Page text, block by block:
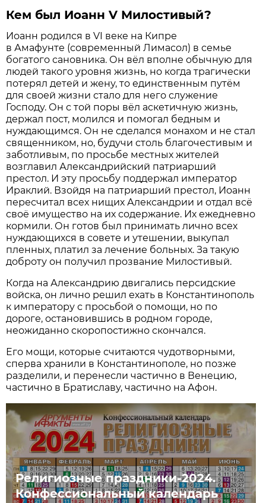
Кем был Иоанн V Милостивый?
Иоанн родился в VI веке на Кипре
в Амафунте (современный Лимасол) в семье
богатого сановника. Он вёл вполне обычную для
людей такого уровня жизнь, но когда трагически
потерял детей и жену, то единственным путём
для своей жизни стало для него служение
Господу. Он с той поры вёл аскетичную жизнь,
держал пост, молился и помогал бедным и
нуждающимся. Он не сделался монахом и не стал
священником, но, будучи столь благочестивым и
заботливым, по просьбе местных жителей
возглавил Александрийский патриарший
престол. И эту просьбу поддержал император
Ираклий. Взойдя на патриарший престол, Иоанн
пересчитал всех нищих Александрии и отдал всё
своё имущество на их содержание. Их ежедневно
кормили. Он готов был принимать лично всех
нуждающихся в совете и утешении, выкупал
пленных, платил за лечение больных. За такую
доброту он получил прозвание Милостивый.
Когда на Александрию двигались персидские
войска, он лично решил ехать в Константинополь
к императору с просьбой о помощи, но по
дороге, остановившись в родном городе,
неожиданно скоропостижно скончался.
Его мощи, которые считаются чудотворными,
сперва хранили в Константинополе, но позже
разделили, и перенесли частично в Венецию,
частично в Братиславу, частично на Афон.
Религиозные праздники-2024.
Конфессиональный календарь